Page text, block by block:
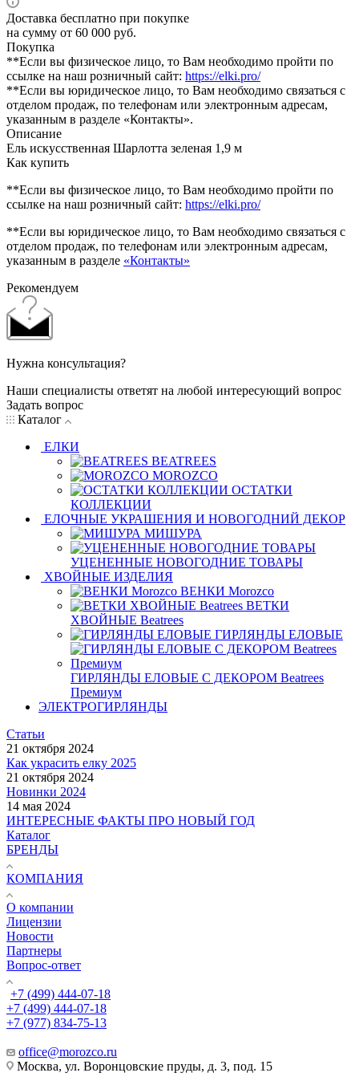
Доставка бесплатно при покупке
на сумму от 60 000 руб.
Покупка
**Если вы физическое лицо, то Вам необходимо пройти по
ссылке на наш розничный сайт: https://elki.pro/
**Если вы юридическое лицо, то Вам необходимо связаться с
отделом продаж, по телефонам или электронным адресам,
указанным в разделе «Контакты».
Описание
Ель искусственная Шарлотта зеленая 1,9 м
Как купить
**Если вы физическое лицо, то Вам необходимо пройти по
ссылке на наш розничный сайт: https://elki.pro/
**Если вы юридическое лицо, то Вам необходимо связаться с
отделом продаж, по телефонам или электронным адресам,
указанным в разделе «Контакты»
Рекомендуем
Нужна консультация?
Наши специалисты ответят на любой интересующий вопрос
Задать вопрос
Каталог
ЕЛКИ
BEATREES
MOROZCO
ОСТАТКИ
КОЛЛЕКЦИИ
ЕЛОЧНЫЕ УКРАШЕНИЯ И НОВОГОДНИЙ ДЕКОР
МИШУРА
УЦЕНЕННЫЕ НОВОГОДНИЕ ТОВАРЫ
ХВОЙНЫЕ ИЗДЕЛИЯ
ВЕНКИ Morozco
ВЕТКИ
ХВОЙНЫЕ Beatrees
ГИРЛЯНДЫ ЕЛОВЫЕ
ГИРЛЯНДЫ ЕЛОВЫЕ С ДЕКОРОМ Beatrees
Премиум
ЭЛЕКТРОГИРЛЯНДЫ
Статьи
21 октября 2024
Как украсить елку 2025
21 октября 2024
Новинки 2024
14 мая 2024
ИНТЕРЕСНЫЕ ФАКТЫ ПРО НОВЫЙ ГОД
Каталог
БРЕНДЫ
КОМПАНИЯ
О компании
Лицензии
Новости
Партнеры
Вопрос-ответ
+7 (499) 444-07-18
+7 (499) 444-07-18
+7 (977) 834-75-13
office@morozco.ru
Москва, ул. Воронцовские пруды, д. 3, под. 15